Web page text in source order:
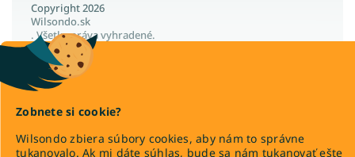
Zobnete si cookie?
Wilsondo zbiera súbory cookies, aby nám to správne
tukanovalo. Ak mi dáte súhlas, bude sa nám tukanovať ešte
Vysoké postele s úložným priestorom
Široké postele
Vytvoril Shoptet Premium
Copyright 2026
Wilsondo.sk
. Všetky práva vyhradené.
Upraviť nastavenie cookies